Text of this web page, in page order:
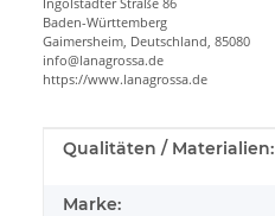
Baden-Württemberg
Gaimersheim, Deutschland, 85080
info@lanagrossa.de
https://www.lanagrossa.de
Produkteigenschaft
Wert
Qualitäten / Materialien:
Marke: